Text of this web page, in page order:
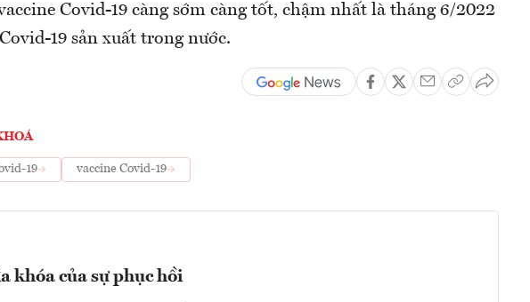
Covid-19 càng sớm càng tốt, chậm nhất là tháng 6/2022
19 sản xuất trong nước.
19 vaccine Covid-19
khóa của sự phục hồi